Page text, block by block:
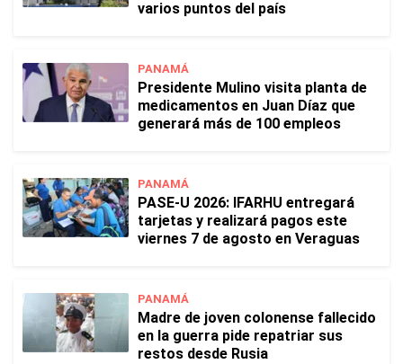
varios puntos del país
PANAMÁ
Presidente Mulino visita planta de
medicamentos en Juan Díaz que
generará más de 100 empleos
PANAMÁ
PASE-U 2026: IFARHU entregará
tarjetas y realizará pagos este
viernes 7 de agosto en Veraguas
PANAMÁ
Madre de joven colonense fallecido
en la guerra pide repatriar sus
restos desde Rusia